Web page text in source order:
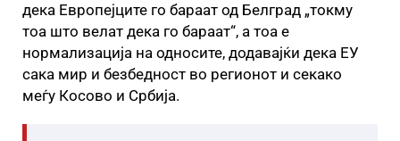
дека Европејците го бараат од Белград „токму
тоа што велат дека го бараат“, а тоа е
нормализација на односите, додавајќи дека ЕУ
сака мир и безбедност во регионот и секако
меѓу Косово и Србија.